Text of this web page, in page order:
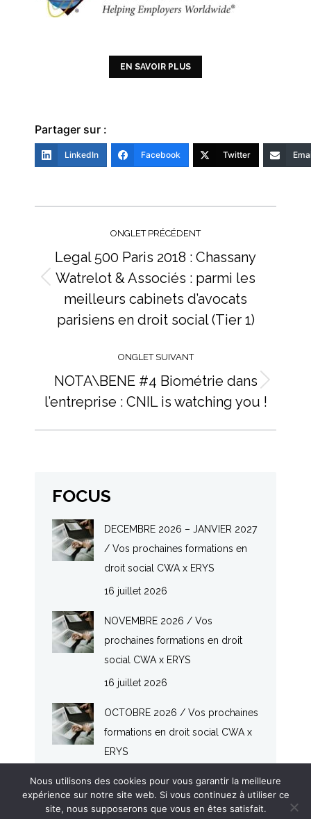
EN SAVOIR PLUS
Partager sur :
LinkedIn Facebook Twitter
commentaire
ONGLET PRÉCÉDENT
Onglet
précédent
Legal 500 Paris 2018 : Chassany
Watrelot & Associés : parmi les
meilleurs cabinets d’avocats
parisiens en droit social (Tier 1)
ONGLET SUIVANT
Onglet
suivant
NOTA\BENE #4 Biométrie dans
l’entreprise : CNIL is watching you !
FOCUS
DECEMBRE 2026 – JANVIER 2027
/ Vos prochaines formations en
droit social CWA x ERYS
16 juillet 2026
NOVEMBRE 2026 / Vos
prochaines formations en droit
social CWA x ERYS
16 juillet 2026
OCTOBRE 2026 / Vos prochaines
formations en droit social CWA x
ERYS
© CHASSANY WATRELOT & ASSOCIÉS - SOCIÉTÉ D'AVOCATS - 2017
Nous utilisons des cookies pour vous garantir la meilleure
expérience sur notre site web. Si vous continuez à utiliser ce
site, nous supposerons que vous en êtes satisfait.